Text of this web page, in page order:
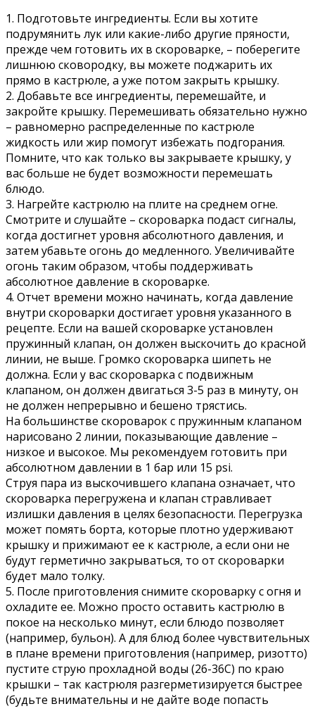
1. Подготовьте ингредиенты. Если вы хотите
подрумянить лук или какие-либо другие пряности,
прежде чем готовить их в скороварке, – поберегите
лишнюю сковородку, вы можете поджарить их
прямо в кастрюле, а уже потом закрыть крышку.
2. Добавьте все ингредиенты, перемешайте, и
закройте крышку. Перемешивать обязательно нужно
– равномерно распределенные по кастрюле
жидкость или жир помогут избежать подгорания.
Помните, что как только вы закрываете крышку, у
вас больше не будет возможности перемешать
блюдо.
3. Нагрейте кастрюлю на плите на среднем огне.
Смотрите и слушайте – скороварка подаст сигналы,
когда достигнет уровня абсолютного давления, и
затем убавьте огонь до медленного. Увеличивайте
огонь таким образом, чтобы поддерживать
абсолютное давление в скороварке.
4. Отчет времени можно начинать, когда давление
внутри скороварки достигает уровня указанного в
рецепте. Если на вашей скороварке установлен
пружинный клапан, он должен выскочить до красной
линии, не выше. Громко скороварка шипеть не
должна. Если у вас скороварка с подвижным
клапаном, он должен двигаться 3-5 раз в минуту, он
не должен непрерывно и бешено трястись.
На большинстве скороварок с пружинным клапаном
нарисовано 2 линии, показывающие давление –
низкое и высокое. Мы рекомендуем готовить при
абсолютном давлении в 1 бар или 15 psi.
Струя пара из выскочившего клапана означает, что
скороварка перегружена и клапан стравливает
излишки давления в целях безопасности. Перегрузка
может помять борта, которые плотно удерживают
крышку и прижимают ее к кастрюле, а если они не
будут герметично закрываться, то от скороварки
будет мало толку.
5. После приготовления снимите скороварку с огня и
охладите ее. Можно просто оставить кастрюлю в
покое на несколько минут, если блюдо позволяет
(например, бульон). А для блюд более чувствительных
в плане времени приготовления (например, ризотто)
пустите струю прохладной воды (26-36С) по краю
крышки – так кастрюля разгерметизируется быстрее
(будьте внимательны и не дайте воде попасть